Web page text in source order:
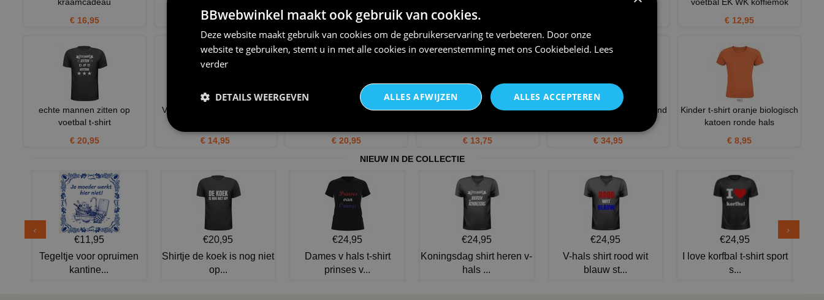
kraamcadeau
€ 16,95
€ 23,95
€ 24,95
€ 23,95
Wir Sind Die Holländ
voetbal EK WK koffiemok
€ 12,95
echte mannen zitten op
voetbal t-shirt
€ 20,95
Voetbal trainer mok gouden
€ 14,95
mijn oranje t-shirt zit in de
€ 20,95
Pet reflecterend fluorescerend
€ 13,75
Oranje Hoodie Unisex Holland
€ 34,95
Kinder t-shirt oranje biologisch
katoen ronde hals
€ 8,95
NIEUW IN DE COLLECTIE
€11,95
Tegeltje voor opruimen
kantine...
€20,95
Shirtje de koek is nog niet
op...
€24,95
Dames v hals t-shirt
prinses v...
€24,95
Koningsdag shirt heren v-
hals ...
€24,95
V-hals shirt rood wit
blauw st...
€24,95
I love korfbal t-shirt sport
s...
BBwebwinkel maakt ook gebruik van cookies.
Deze website maakt gebruik van cookies om de gebruikerservaring te verbeteren. Door onze
website te gebruiken, stemt u in met alle cookies in overeenstemming met ons Cookiebeleid. Lees
verder
ALLES ACCEPTEREN
ALLES AFWIJZEN
DETAILS WEERGEVEN